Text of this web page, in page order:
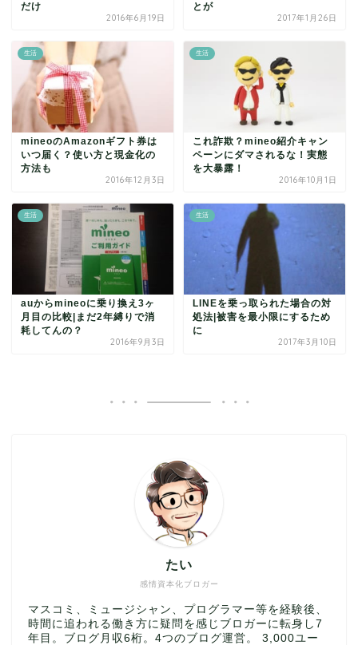
だけ
2016年6月19日
とが
2017年1月26日
生活
mineoのAmazonギフト券は
いつ届く？使い方と現金化の
方法も
2016年12月3日
生活
これ詐欺？mineo紹介キャン
ペーンにダマされるな！実態
を大暴露！
2016年10月1日
生活
auからmineoに乗り換え3ヶ
月目の比較|まだ2年縛りで消
耗してんの？
2016年9月3日
生活
LINEを乗っ取られた場合の対
処法|被害を最小限にするため
に
2017年3月10日
感情資本化ブロガー
たい
マスコミ、ミュージシャン、プログラマー等を経験後、
時間に追われる働き方に疑問を感じブロガーに転身し7
年目。ブログ月収6桁。4つのブログ運営。 3,000ユー